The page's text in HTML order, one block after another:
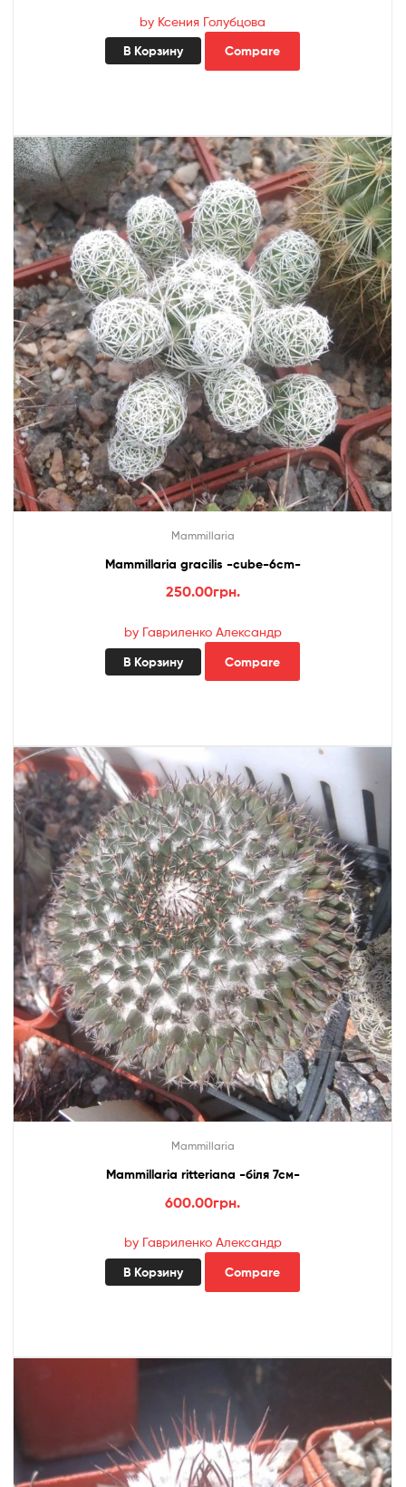
by Ксения Голубцова
В Корзину Compare
Mammillaria
Mammillaria gracilis -cube-6cm-
250.00грн.
by Гавриленко Александр
В Корзину Compare
Mammillaria
Mammillaria ritteriana -біля 7см-
600.00грн.
by Гавриленко Александр
В Корзину Compare